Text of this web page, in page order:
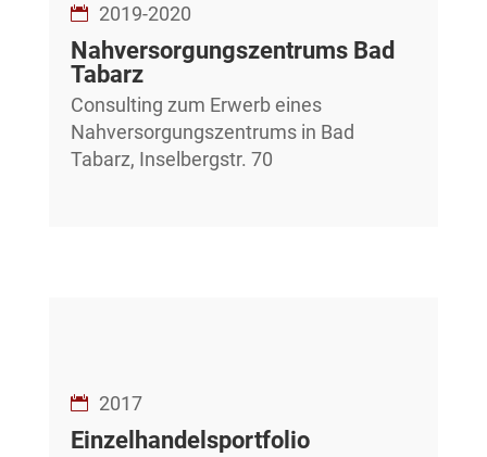
2019-2020
Nahversorgungszentrums Bad
Tabarz
Consulting zum Erwerb eines
Nahversorgungszentrums in Bad
Tabarz, Inselbergstr. 70
2017
Einzelhandelsportfolio